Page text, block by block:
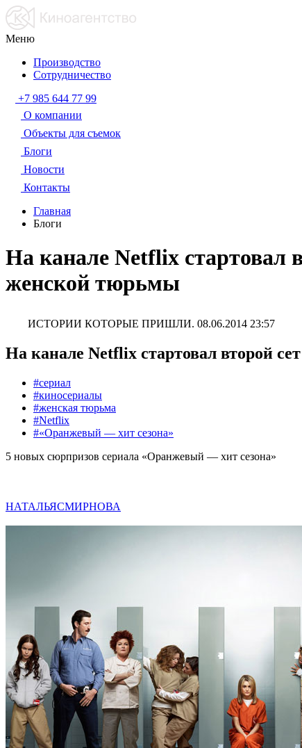
Меню
Производство
Сотрудничество
+7 985 644 77 99
О компании
Объекты для съемок
Блоги
Новости
Контакты
Главная
Блоги
На канале Netflix стартовал
женской тюрьмы
ИСТОРИИ КОТОРЫЕ ПРИШЛИ. 08.06.2014 23:57
На канале Netflix стартовал второй
#сериал
#киносериалы
#женская тюрьма
#Netflix
#«Оранжевый — хит сезона»
5 новых сюрпризов сериала «Оранжевый — хит сезона»
НАТАЛЬЯСМИРНОВА